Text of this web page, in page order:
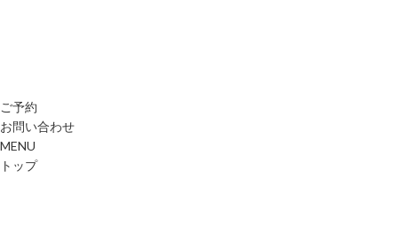
ご予約
お問い合わせ
MENU
トップ